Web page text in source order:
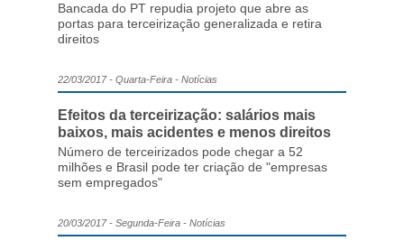
Bancada do PT repudia projeto que abre as
portas para terceirização generalizada e retira
direitos
22/03/2017 - Quarta-Feira - Notícias
Efeitos da terceirização: salários mais
baixos, mais acidentes e menos direitos
Número de terceirizados pode chegar a 52
milhões e Brasil pode ter criação de "empresas
sem empregados"
20/03/2017 - Segunda-Feira - Notícias